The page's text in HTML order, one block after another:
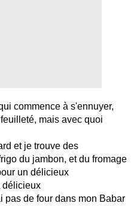
commence à s'ennuyer,
mais avec quoi
et je trouve des
du jambon, et du fromage
un délicieux
délicieux
pas de four dans mon Babar